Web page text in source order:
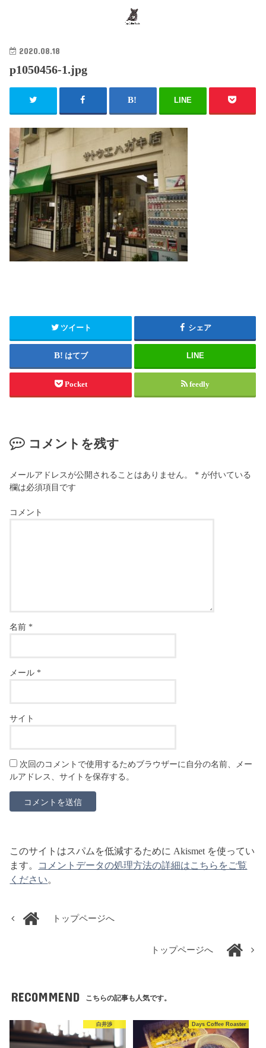
2020.08.18
p1050456-1.jpg
LINE
ツイート シェア
はてブ LINE
Pocket feedly
コメントを残す
メールアドレスが公開されることはありません。 * が付いている
欄は必須項目です
コメント
名前 *
メール *
サイト
次回のコメントで使用するためブラウザーに自分の名前、メー
ルアドレス、サイトを保存する。
このサイトはスパムを低減するために Akismet を使ってい
ます。 コメントデータの処理方法の詳細はこちらをご覧
ください。
トップページへ
トップページへ
RECOMMEND こちらの記事も人気です。
白井渉 Days Coffee Roaster